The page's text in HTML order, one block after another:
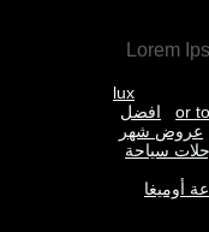
Lorem
lux
or
افضل
عروض شهر
سياحة
أوميغا